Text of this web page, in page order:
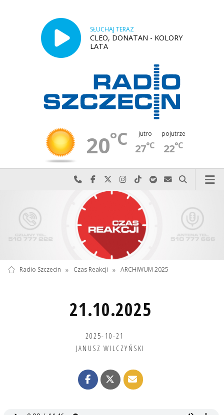
SŁUCHAJ TERAZ
CLEO, DONATAN - KOLORY
LATA
20°C jutro
27°C
pojutrze
22°C
Najlepiej po prostu do nas zadzwoń
Odwiedź nas na Facebook-u
Odwiedź nas na X
Odwiedź nas na Instagram-ie
Odwiedź nas na TikTok-u
Szukaj nas na Spotify
Wyślij do nas
Szukaj
Radio Szczecin » Czas Reakcji » ARCHIWUM 2025
21.10.2025
2025-10-21
JANUSZ WILCZYŃSKI